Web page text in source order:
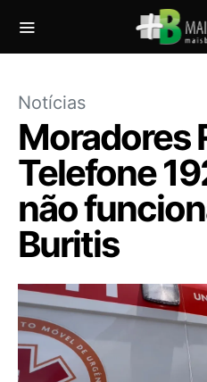
Notícias
Moradores
Telefone
não
Buritis